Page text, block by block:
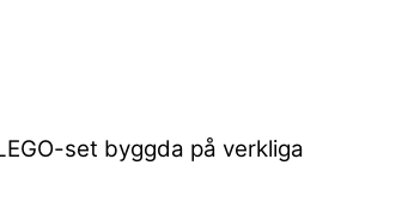
set byggda på verkliga